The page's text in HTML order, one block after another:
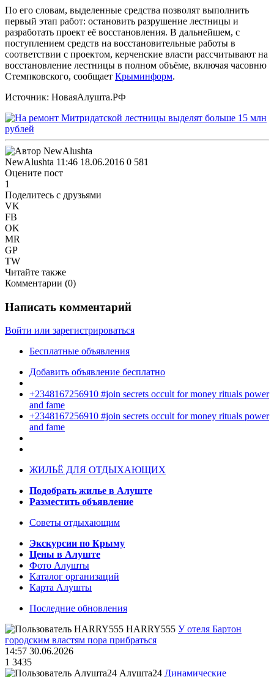
По его словам, выделенные средства позволят выполнить
первый этап работ: остановить разрушение лестницы и
разработать проект её восстановления. В дальнейшем, с
поступлением средств на восстановительные работы в
соответствии с проектом, керченские власти рассчитывают на
восстановление лестницы в полном объёме, включая часовню
Стемпковского, сообщает Крыминформ.
Источник: НоваяАлушта.РФ
NewAlushta 11:46 18.06.2016 0 581
Оцените пост
1
Поделитесь с друзьями
VK
FB
OK
MR
GP
TW
Читайте также
Комментарии (0)
Написать комментарий
Войти или зарегистрироваться
Бесплатные объявления
Добавить объявление бесплатно
+2348167256910 #join secrets occult for money rituals power
and fame
+2348167256910 #join secrets occult for money rituals power
and fame
ЖИЛЬЁ ДЛЯ ОТДЫХАЮЩИХ
Подобрать жилье в Алуште
Разместить объявление
Советы отдыхающим
Экскурсии по Крыму
Цены в Алуште
Фото Алушты
Каталог организаций
Карта Алушты
Последние обновления
HARRY555 У отеля Бартон
городским властям пора прибраться
14:57 30.06.2026
1 3435
Алушта24 Динамические